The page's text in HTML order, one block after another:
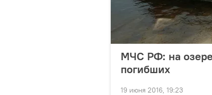
МЧС РФ: на
погибших
19 июня 2016, 19:23